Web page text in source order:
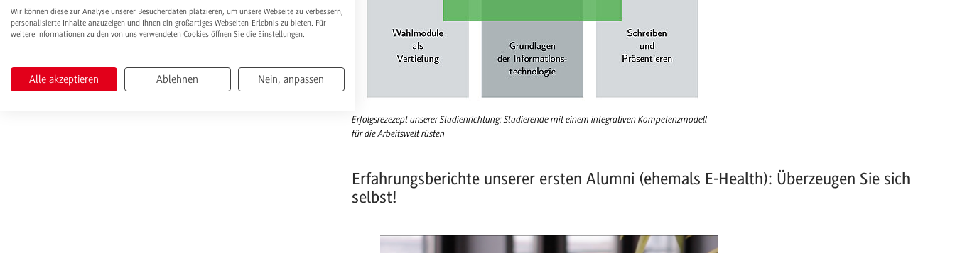
Erfolgsrezezept unserer Studienrichtung: Studierende mit einem integrativen Kompetenzmodell
für die Arbeitswelt rüsten
Erfahrungsberichte unserer ersten Alumni (ehemals E-Health): Überzeugen Sie sich
selbst!
Wir können diese zur Analyse unserer Besucherdaten platzieren, um unsere Webseite zu verbessern,
personalisierte Inhalte anzuzeigen und Ihnen ein großartiges Webseiten-Erlebnis zu bieten. Für
weitere Informationen zu den von uns verwendeten Cookies öffnen Sie die Einstellungen.
Alle akzeptieren Ablehnen Nein, anpassen